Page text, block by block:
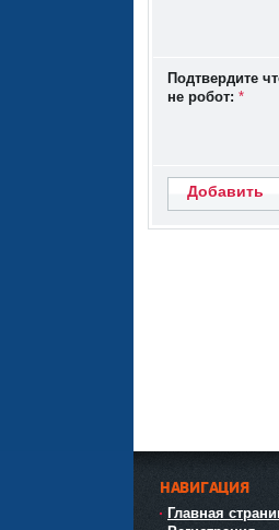
Подтвердите
не робот: *
Добавить
НАВИГАЦИЯ
Главная